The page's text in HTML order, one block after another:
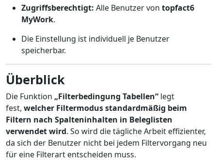
Zugriffsberechtigt: Alle Benutzer von topfact6
MyWork.
Die Einstellung ist individuell je Benutzer
speicherbar.
Überblick
Die Funktion „Filterbedingung Tabellen“ legt
fest, welcher Filtermodus standardmäßig beim
Filtern nach Spalteninhalten in Beleglisten
verwendet wird. So wird die tägliche Arbeit effizienter,
da sich der Benutzer nicht bei jedem Filtervorgang neu
für eine Filterart entscheiden muss.